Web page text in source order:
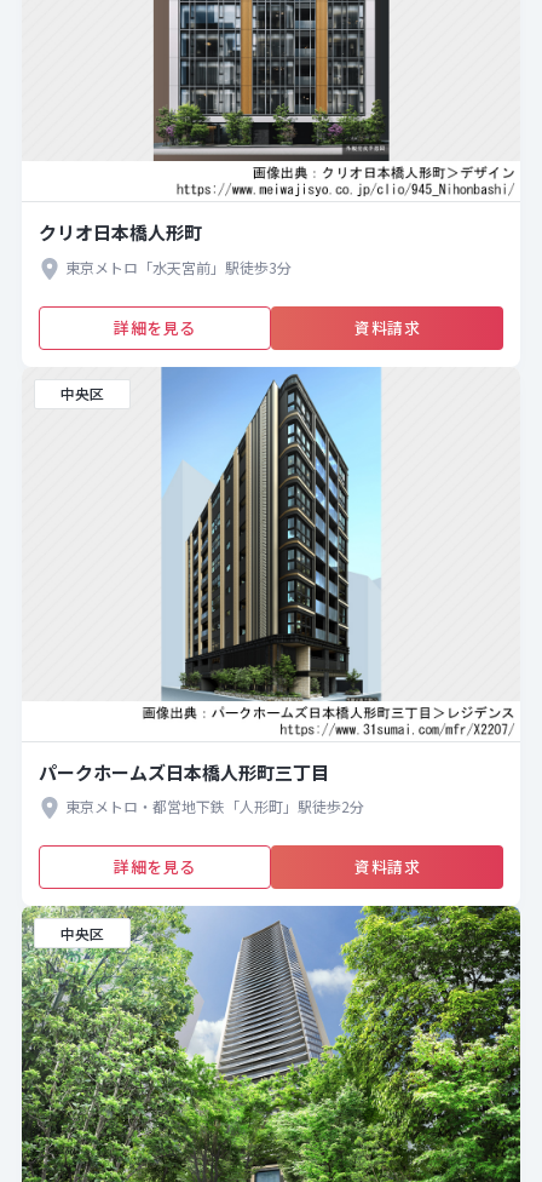
クリオ日本橋人形町
東京メトロ「水天宮前」駅徒歩3分
詳細を見る 資料請求
中央区
パークホームズ日本橋人形町三丁目
東京メトロ・都営地下鉄「人形町」駅徒歩2分
詳細を見る 資料請求
中央区